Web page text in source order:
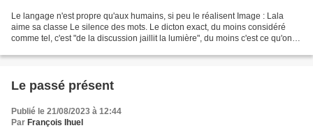
Le langage n'est propre qu'aux humains, si peu le réalisent Image : Lala
aime sa classe Le silence des mots. Le dicton exact, du moins considéré
comme tel, c'est "de la discussion jaillit la lumière", du moins c'est ce qu'on
Le passé présent
Publié le 21/08/2023 à 12:44
Par François Ihuel